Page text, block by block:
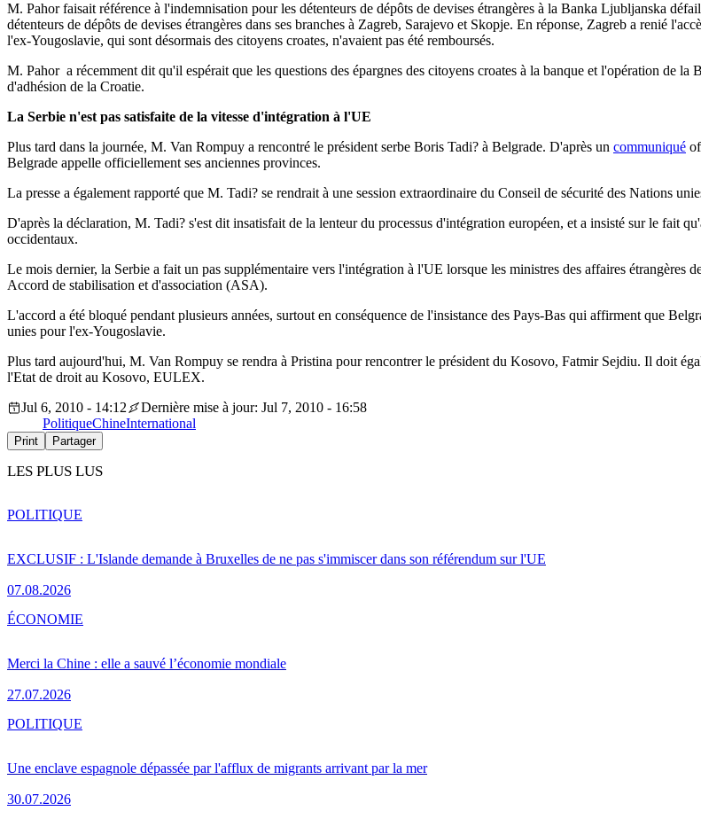
M. Pahor faisait référence à l'indemnisation pour les détenteurs de dépôts de devises étrangères à la Banka Ljubljanska
détenteurs de dépôts de devises étrangères dans ses branches à Zagreb, Sarajevo et Skopje. En réponse, Zagreb a renié
l'ex-Yougoslavie, qui sont désormais des citoyens croates, n'avaient pas été remboursés.
M. Pahor a récemment dit qu'il espérait que les questions des épargnes des citoyens croates à la banque et l'opération de
d'adhésion de la Croatie.
La Serbie n'est pas satisfaite de la vitesse d'intégration à l'UE
Plus tard dans la journée, M. Van Rompuy a rencontré le président serbe Boris Tadi? à Belgrade. D'après un communiqué
Belgrade appelle officiellement ses anciennes provinces.
La presse a également rapporté que M. Tadi? se rendrait à une session extraordinaire du Conseil de sécurité des Nations
D'après la déclaration, M. Tadi? s'est dit insatisfait de la lenteur du processus d'intégration européen, et a insisté sur le fait
occidentaux.
Le mois dernier, la Serbie a fait un pas supplémentaire vers l'intégration à l'UE lorsque les ministres des affaires
Accord de stabilisation et d'association (ASA).
L'accord a été bloqué pendant plusieurs années, surtout en conséquence de l'insistance des Pays-Bas qui affirment que
unies pour l'ex-Yougoslavie.
Plus tard aujourd'hui, M. Van Rompuy se rendra à Pristina pour rencontrer le président du Kosovo, Fatmir Sejdiu. Il doit
l'Etat de droit au Kosovo, EULEX.
Jul 6, 2010 - 14:12
Dernière mise à jour: Jul 7, 2010 - 16:58
PolitiqueChineInternational
Print Partager
LES PLUS LUS
EXCLUSIF : L'Islande demande à Bruxelles de ne pas s'immiscer dans son référendum sur l'UE
07.08.2026
POLITIQUE
Merci la Chine : elle a sauvé l’économie mondiale
27.07.2026
ÉCONOMIE
Une enclave espagnole dépassée par l'afflux de migrants arrivant par la mer
30.07.2026
POLITIQUE